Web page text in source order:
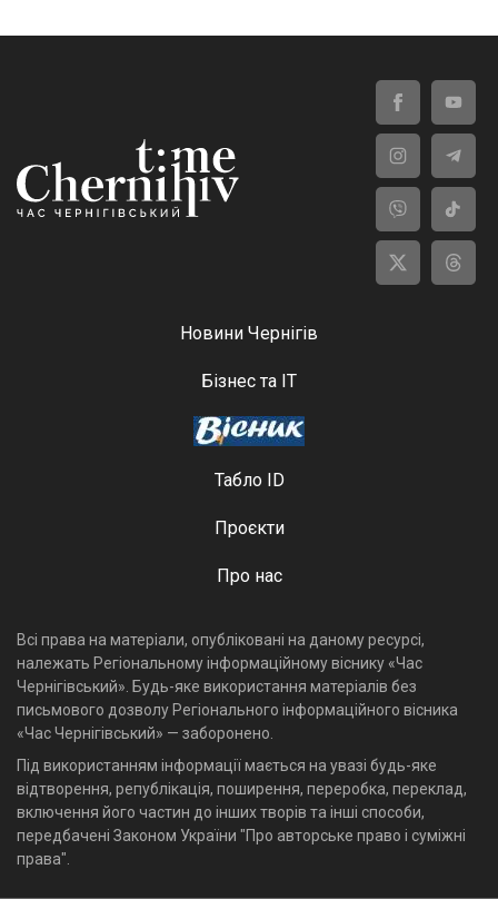
Новини Чернігів
Бізнес та ІТ
Табло ID
Проєкти
Про нас
Всі права на матеріали, опубліковані на даному ресурсі,
належать Регіональному інформаційному віснику «Час
Чернігівський». Будь-яке використання матеріалів без
письмового дозволу Регіонального інформаційного вісника
«Час Чернігівський» — заборонено.
Під використанням інформації мається на увазі будь-яке
відтворення, републікація, поширення, переробка, переклад,
включення його частин до інших творів та інші способи,
передбачені Законом України "Про авторське право і суміжні
права".